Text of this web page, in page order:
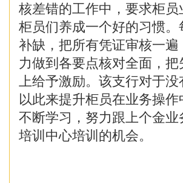
核差错的工作中，要求柜
柜员们养成一个好的习惯
补缺，把所有凭证审核一
力做到各要点核对全面，
上给予激励。该支行对于
以此来提升柜员在业务操
不断学习，努力跟上个金
培训中心培训的机会。